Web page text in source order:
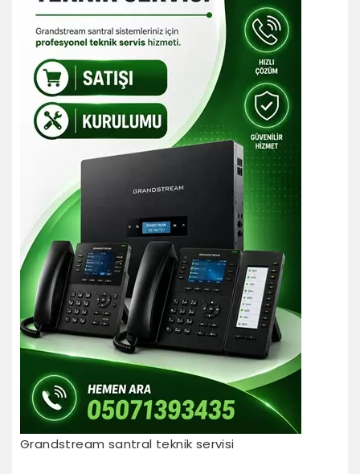
Grandstream santral teknik servisi